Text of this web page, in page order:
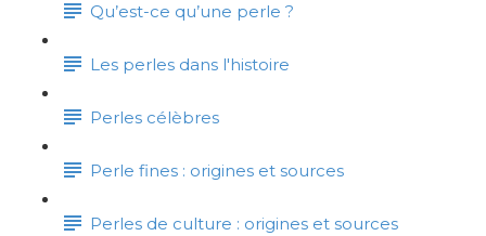
Qu’est-ce qu’une perle ?
Les perles dans l'histoire
Perles célèbres
Perle fines : origines et sources
Perles de culture : origines et sources